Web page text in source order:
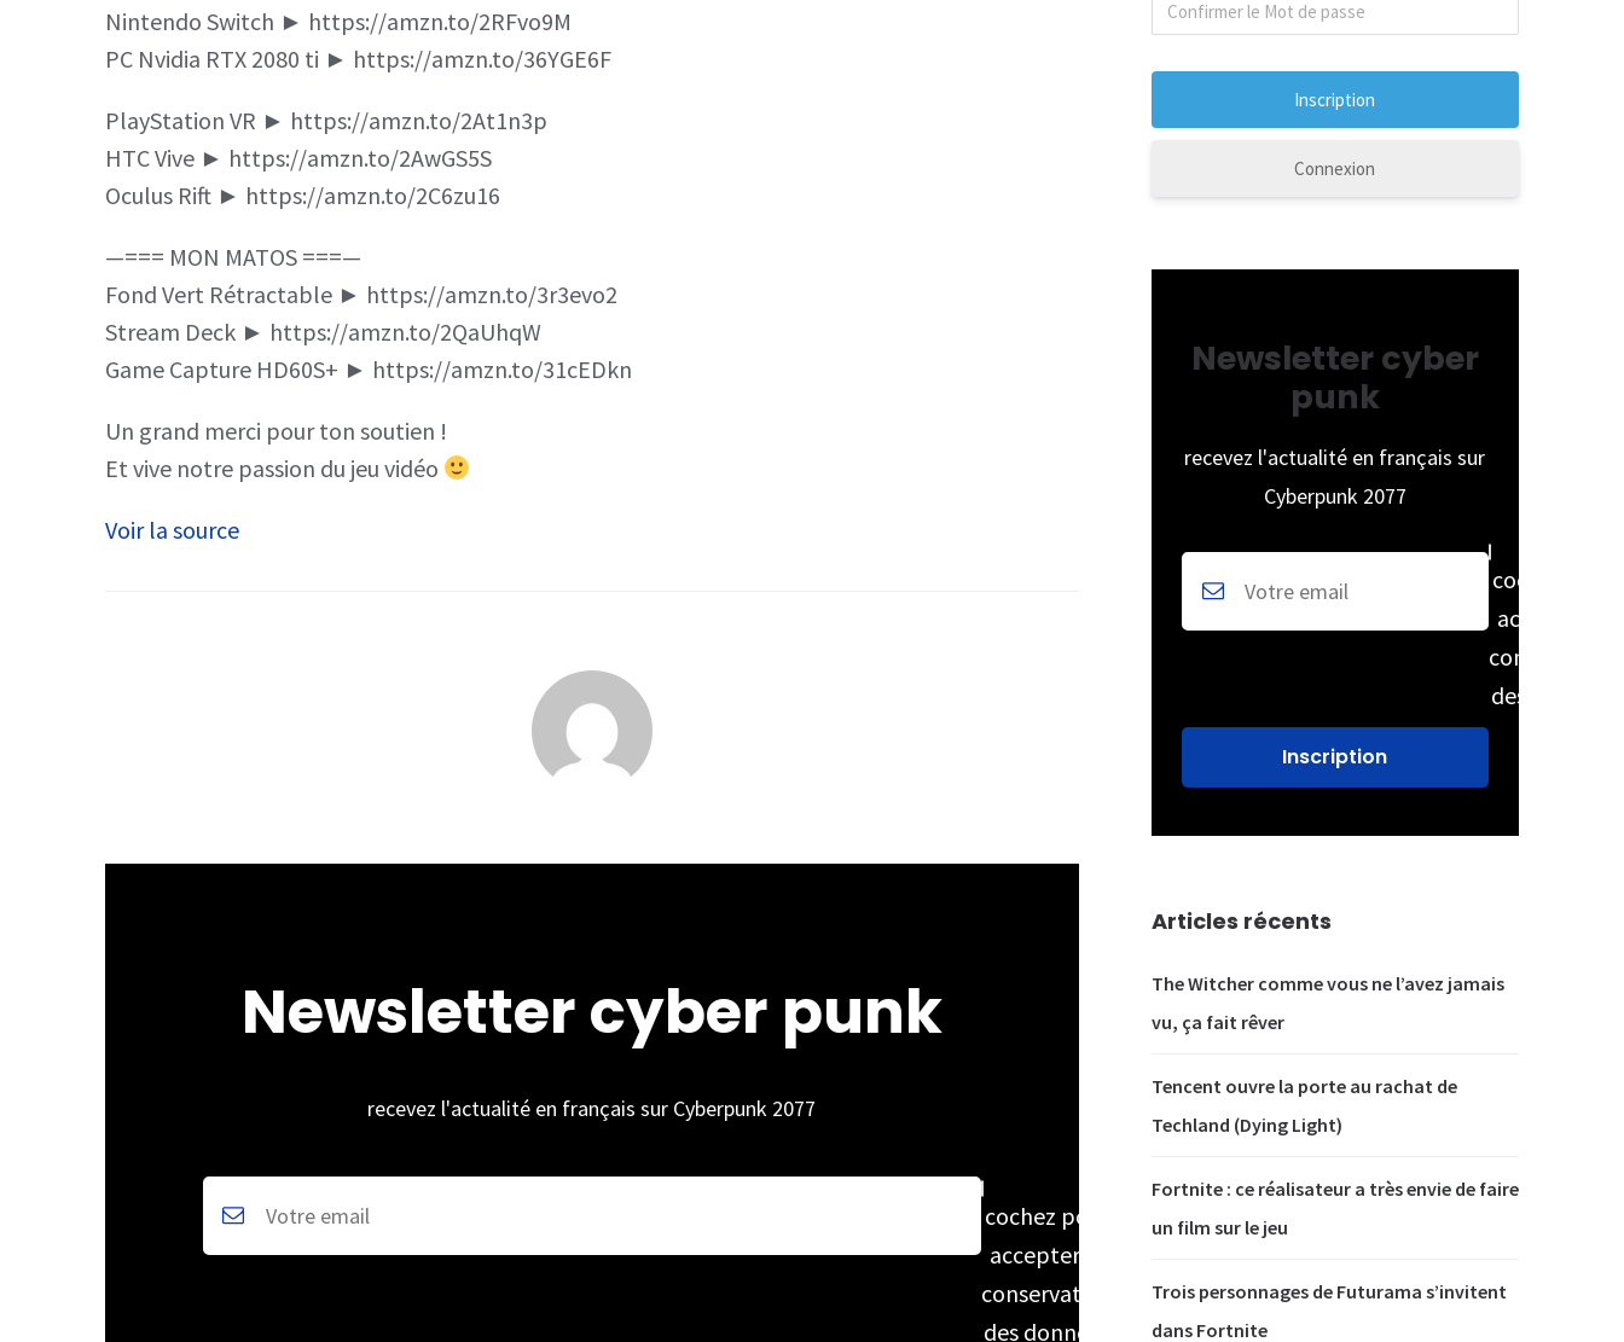
Nintendo Switch ► https://amzn.to/2RFvo9M
PC Nvidia RTX 2080 ti ► https://amzn.to/36YGE6F
PlayStation VR ► https://amzn.to/2At1n3p
HTC Vive ► https://amzn.to/2AwGS5S
Oculus Rift ► https://amzn.to/2C6zu16
—=== MON MATOS ===—
Fond Vert Rétractable ► https://amzn.to/3r3evo2
Stream Deck ► https://amzn.to/2QaUhqW
Game Capture HD60S+ ► https://amzn.to/31cEDkn
Un grand merci pour ton soutien !
Et vive notre passion du jeu vidéo
Voir la source
Newsletter cyber punk
recevez l'actualité en français sur Cyberpunk 2077
cochez pour
accepter la
conservation
des données
Connexion
Newsletter cyber
punk
recevez l'actualité en français sur
Cyberpunk 2077
cochez pour
accepter la
conservation
des données
Articles récents
The Witcher comme vous ne l’avez jamais
vu, ça fait rêver
Tencent ouvre la porte au rachat de
Techland (Dying Light)
Fortnite : ce réalisateur a très envie de faire
un film sur le jeu
Trois personnages de Futurama s’invitent
dans Fortnite